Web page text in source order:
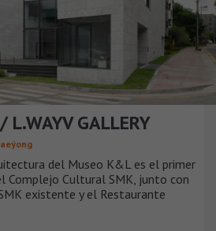
GALLERY
del Museo K&L es el primer
Complejo Cultural SMK, junto con
existente y el Restaurante